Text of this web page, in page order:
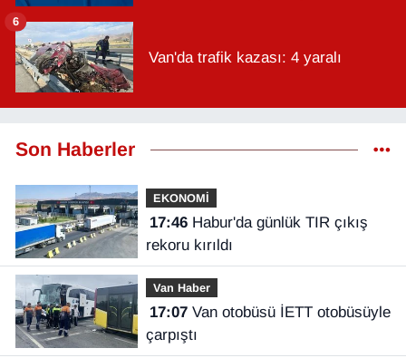
Van'da trafik kazası: 4 yaralı
6
Son Haberler
EKONOMİ
17:46Habur'da günlük TIR çıkış
rekoru kırıldı
Van Haber
17:07Van otobüsü İETT otobüsüyle
çarpıştı